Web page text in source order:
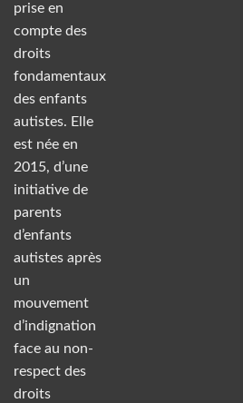
prise en
compte des
droits
fondamentaux
des enfants
autistes. Elle
est née en
2015, d’une
initiative de
parents
d’enfants
autistes après
un
mouvement
d’indignation
face au non-
respect des
droits